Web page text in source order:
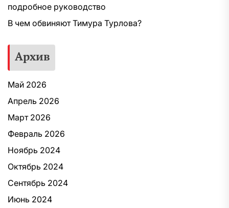
подробное руководство
В чем обвиняют Тимура Турлова?
Архив
Май 2026
Апрель 2026
Март 2026
Февраль 2026
Ноябрь 2024
Октябрь 2024
Сентябрь 2024
Июнь 2024